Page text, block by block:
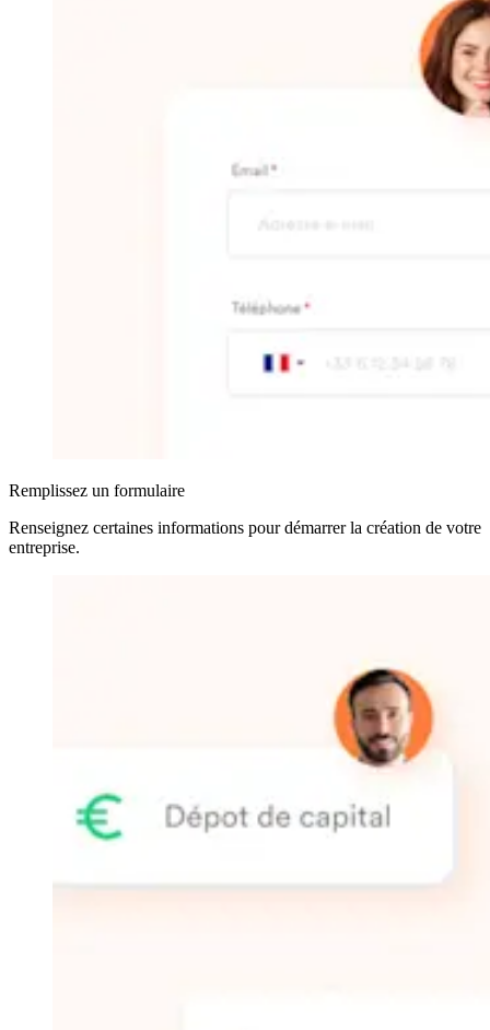
Remplissez un formulaire
Renseignez certaines informations pour démarrer la création de votre
entreprise.